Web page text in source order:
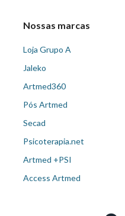
Nossas marcas
Loja Grupo A
Jaleko
Artmed360
Pós Artmed
Secad
Psicoterapia.net
Artmed +PSI
Access Artmed